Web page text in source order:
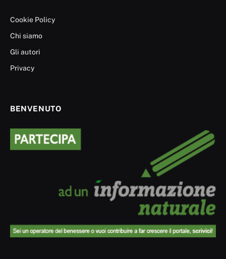
Cookie Policy
Chi siamo
Gli autori
Privacy
BENVENUTO